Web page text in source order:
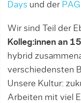
Days und der
Wir sind Teil der
Kolleg:innen an
hybrid
verschiedensten
Unsere Kultur:
Arbeiten mit viel